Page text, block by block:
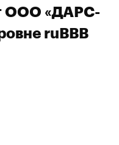
ООО «ДАРС-
ruBBB